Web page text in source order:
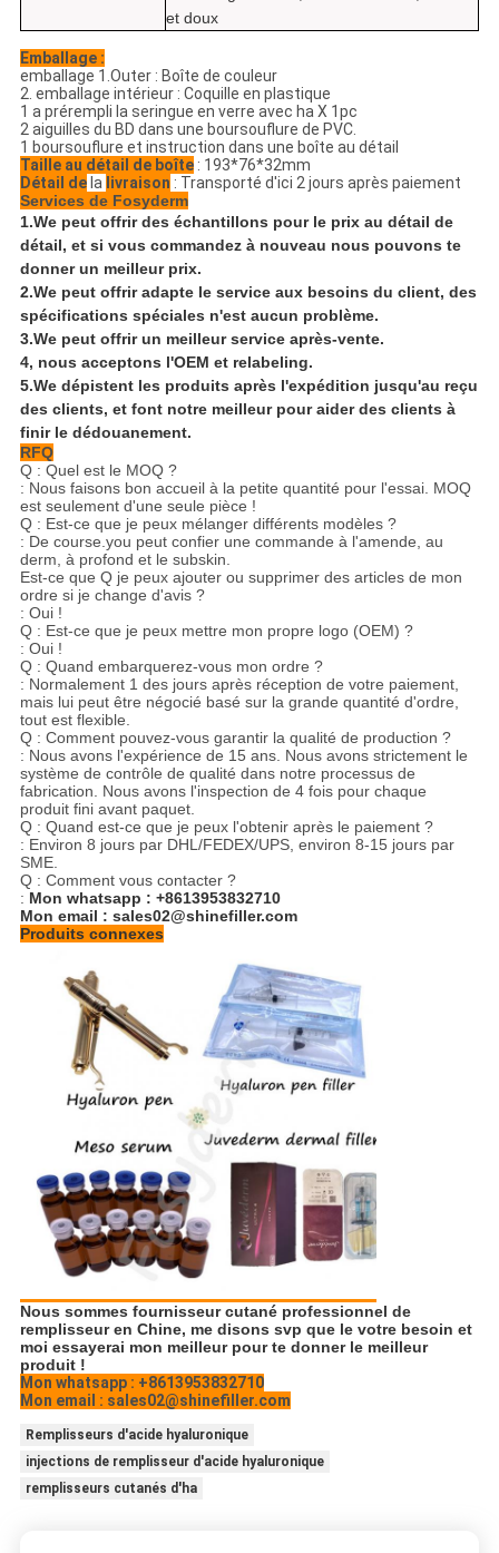
et doux
Emballage :
emballage 1.Outer : Boîte de couleur
2. emballage intérieur : Coquille en plastique
1 a prérempli la seringue en verre avec ha X 1pc
2 aiguilles du BD dans une boursouflure de PVC.
1 boursouflure et instruction dans une boîte au détail
Taille au détail de boîte: 193*76*32mm
Détail dela livraison : Transporté d'ici 2 jours après paiement
Services de Fosyderm
1.We peut offrir des échantillons pour le prix au détail de
détail, et si vous commandez à nouveau nous pouvons te
donner un meilleur prix.
2.We peut offrir adapte le service aux besoins du client, des
spécifications spéciales n'est aucun problème.
3.We peut offrir un meilleur service après-vente.
4, nous acceptons l'OEM et relabeling.
5.We dépistent les produits après l'expédition jusqu'au reçu
des clients, et font notre meilleur pour aider des clients à
finir le dédouanement.
RFQ
Q : Quel est le MOQ ?
: Nous faisons bon accueil à la petite quantité pour l'essai. MOQ
est seulement d'une seule pièce !
Q : Est-ce que je peux mélanger différents modèles ?
: De course.you peut confier une commande à l'amende, au
derm, à profond et le subskin.
Est-ce que Q je peux ajouter ou supprimer des articles de mon
ordre si je change d'avis ?
: Oui !
Q : Est-ce que je peux mettre mon propre logo (OEM) ?
: Oui !
Q : Quand embarquerez-vous mon ordre ?
: Normalement 1 des jours après réception de votre paiement,
mais lui peut être négocié basé sur la grande quantité d'ordre,
tout est flexible.
Q : Comment pouvez-vous garantir la qualité de production ?
: Nous avons l'expérience de 15 ans. Nous avons strictement le
système de contrôle de qualité dans notre processus de
fabrication. Nous avons l'inspection de 4 fois pour chaque
produit fini avant paquet.
Q : Quand est-ce que je peux l'obtenir après le paiement ?
: Environ 8 jours par DHL/FEDEX/UPS, environ 8-15 jours par
SME.
Q : Comment vous contacter ?
: Mon whatsapp : +8613953832710
Mon email : sales02@shinefiller.com
Produits connexes
Nous sommes fournisseur cutané professionnel de
remplisseur en Chine, me disons svp que le votre besoin et
moi essayerai mon meilleur pour te donner le meilleur
produit !
Mon whatsapp : +8613953832710
Mon email : sales02@shinefiller.com
Remplisseurs d'acide hyaluronique
injections de remplisseur d'acide hyaluronique
remplisseurs cutanés d'ha